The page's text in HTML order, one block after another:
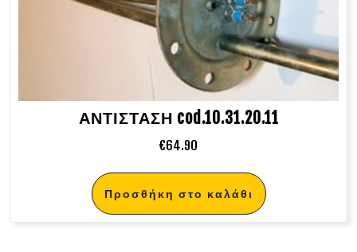
ΑΝΤΙΣΤΑΣΗ cod.10.31.20.11
€64.90
Προσθήκη στο καλάθι